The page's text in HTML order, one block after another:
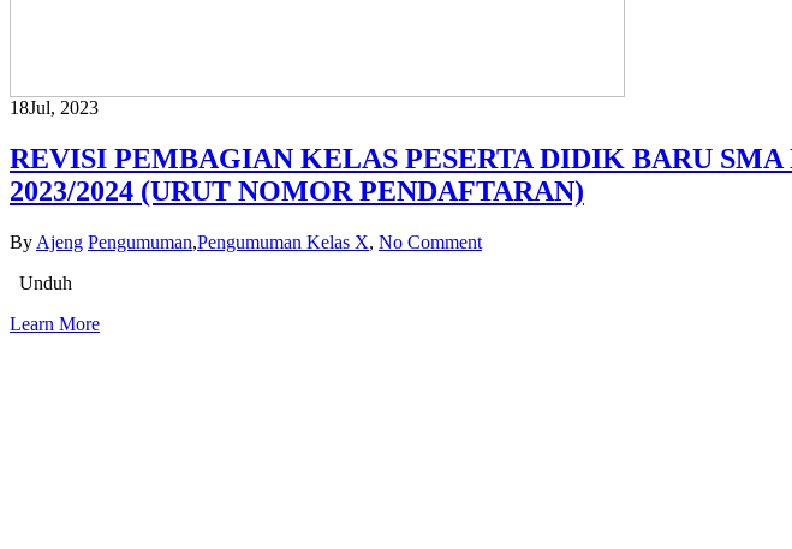
18Jul, 2023
REVISI PEMBAGIAN KELAS PESERTA DIDIK BARU
2023/2024 (URUT NOMOR PENDAFTARAN)
By Ajeng Pengumuman,Pengumuman Kelas X, No Comment
Unduh
Learn More